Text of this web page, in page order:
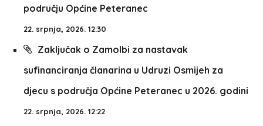
području Općine Peteranec
22. srpnja, 2026. 12:30
Zaključak o Zamolbi za nastavak
sufinanciranja članarina u Udruzi Osmijeh za
djecu s područja Općine Peteranec u 2026. godini
22. srpnja, 2026. 12:22